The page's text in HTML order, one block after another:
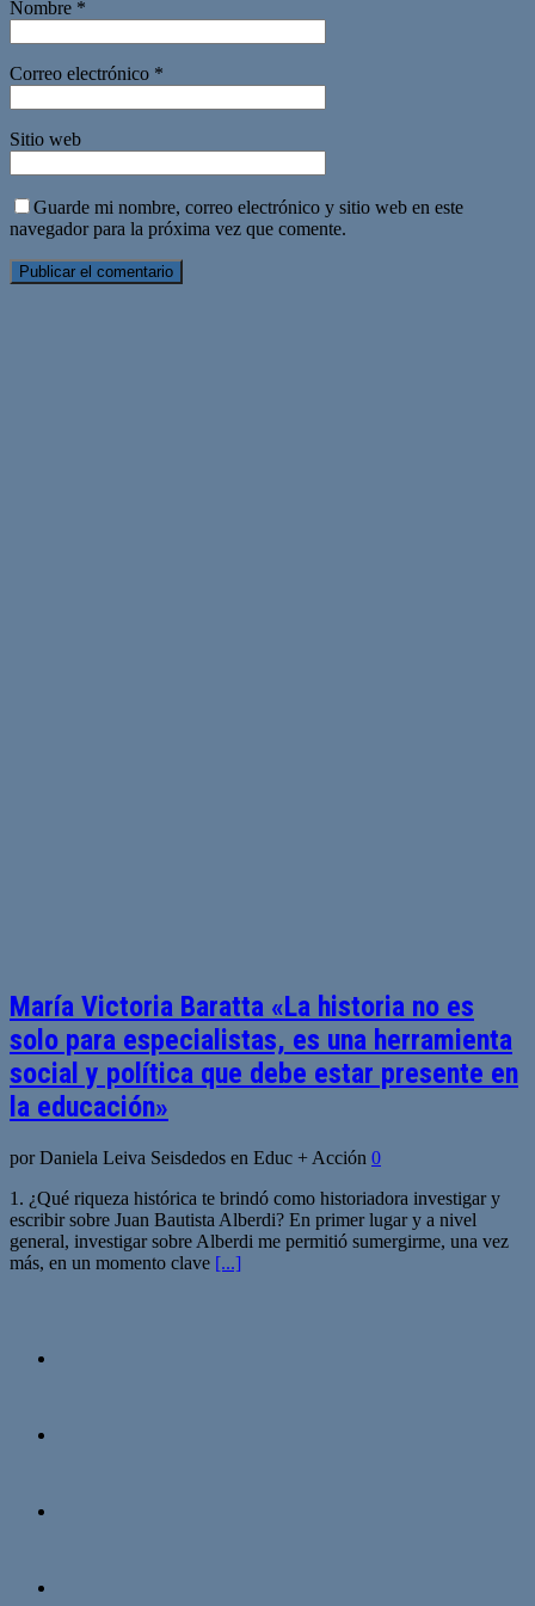
Nombre *
Correo electrónico *
Sitio web
Guarde mi nombre, correo electrónico y sitio web en este
navegador para la próxima vez que comente.
María Victoria Baratta «La historia no es
solo para especialistas, es una herramienta
social y política que debe estar presente en
la educación»
por Daniela Leiva Seisdedos en Educ + Acción 0
1. ¿Qué riqueza histórica te brindó como historiadora investigar y
escribir sobre Juan Bautista Alberdi? En primer lugar y a nivel
general, investigar sobre Alberdi me permitió sumergirme, una vez
más, en un momento clave [...]